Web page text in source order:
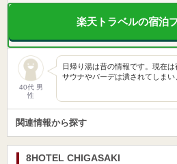
楽天トラベルの宿泊
40代 男
性
日帰り湯は昔の情報です。現在は
サウナやバーデは潰されてしまい
関連情報から探す
8HOTEL CHIGASAKI